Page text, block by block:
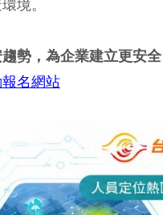
境。
勢，為企業建立更安
名網站